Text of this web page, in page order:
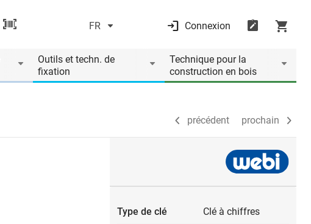
FR Connexion
Outils et techn. de
fixation
Technique pour la
construction en bois
précédent prochain
précédent prochain
Type de clé Clé à chiffres